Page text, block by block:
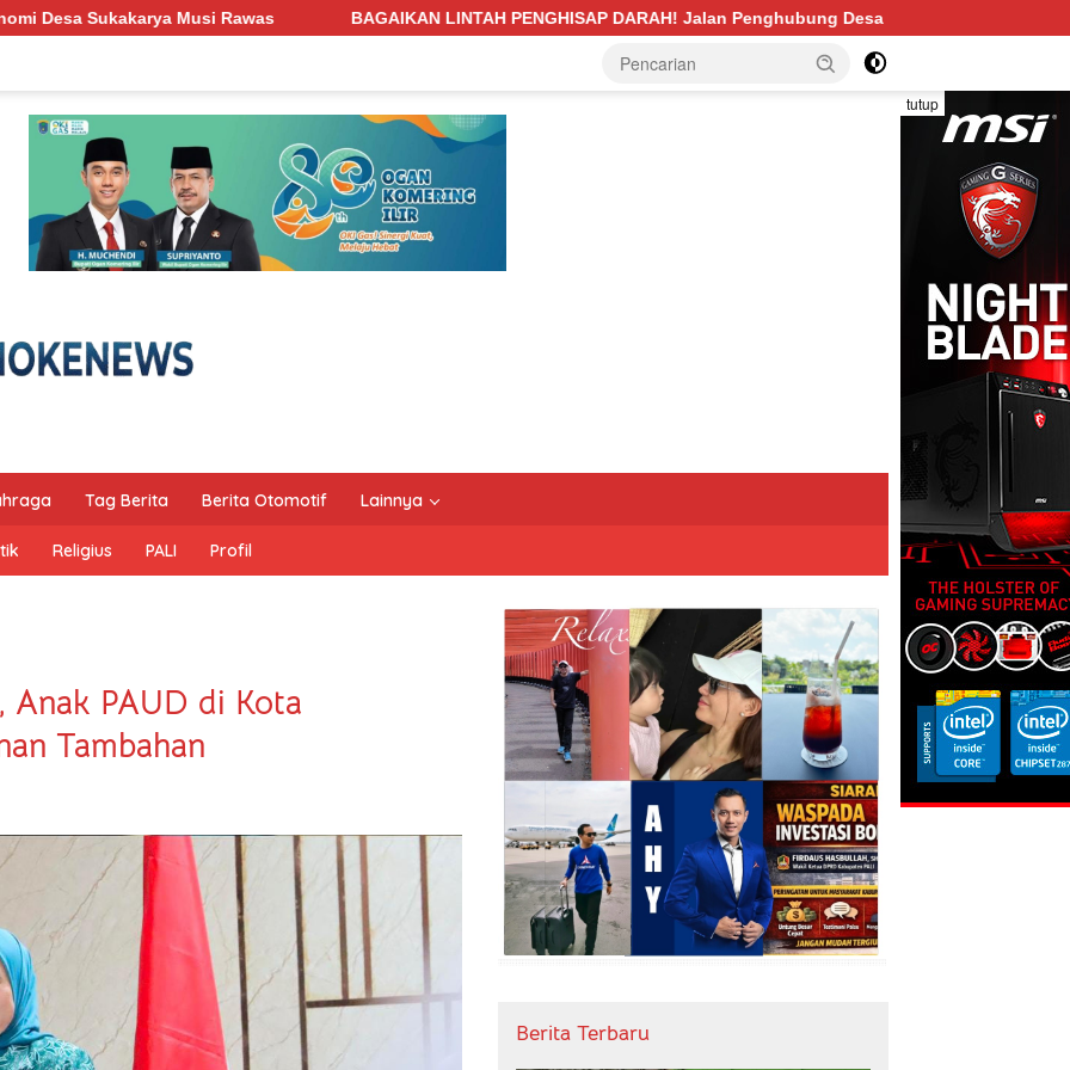
Rawas BAGAIKAN LINTAH PENGHISAP DARAH! Jalan Penghubung Desa Pengabuan–Betung PALI Hancur, Truk Batu
tutup
Tag Berita Berita Otomotif Lainnya
Religius PALI Profil
Anak PAUD di Kota
Tambahan
Berita Terbaru